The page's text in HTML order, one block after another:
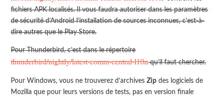
fichiers APK localisés. Il vous faudra autoriser dans les paramètres
de sécurité d’Android l’installation de sources inconnues, c’est-à-
dire autres que le Play Store.
Pour Thunderbird, c’est dans le répertoire
thunderbird/nightly/latest-comm-central-l10nqu’il faut chercher.
Pour Windows, vous ne trouverez d’archivesZip des logiciels de
Mozilla que pour leurs versions de tests, pas en version finale